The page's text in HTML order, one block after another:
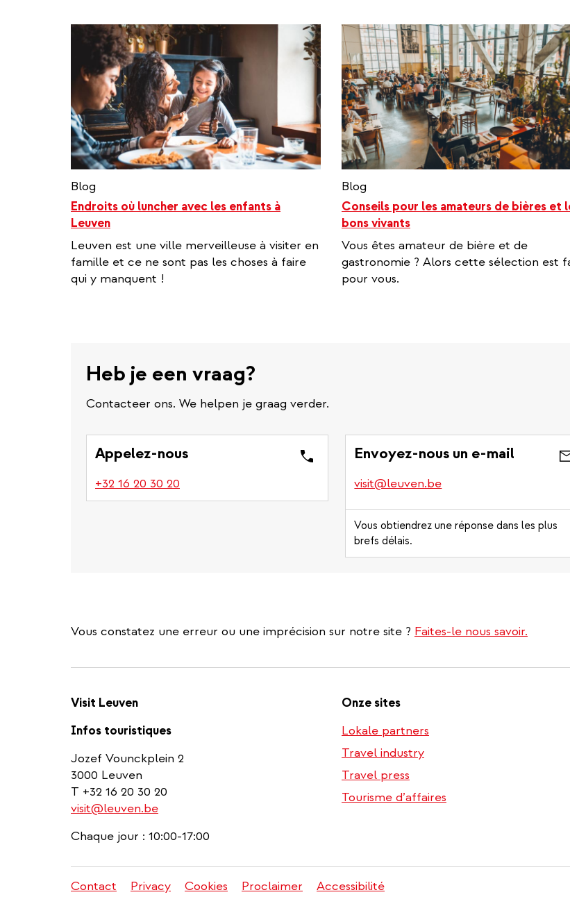
Blog
Endroits où luncher avec les enfants à
Leuven
Leuven est une ville merveilleuse à visiter en
famille et ce ne sont pas les choses à faire
qui y manquent !
Blog
Conseils pour les amateurs de bières et
bons vivants
Vous êtes amateur de bière et de
gastronomie ? Alors cette sélection est
pour vous.
Heb je een vraag?
Contacteer ons. We helpen je graag verder.
Appelez-nous
+32 16 20 30 20
is
Envoyez-nous un e-mail
visit@leuven.be
Vous obtiendrez une réponse dans les plus
brefs délais.
Vous constatez une erreur ou une imprécision sur notre site ? Faites-le nous savoir.
Visit Leuven
Infos touristiques
Jozef Vounckplein 2
3000 Leuven
T +32 16 20 30 20
visit@leuven.be
Chaque jour : 10:00-17:00
Onze sites
Lokale partners
Travel industry
Travel press
Tourisme d’affaires
Menu
Contact Privacy Cookies Proclaimer Accessibilité